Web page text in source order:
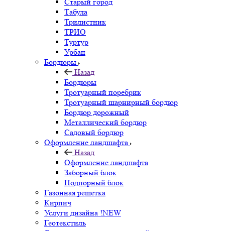
Табула
Трилистник
ТРИО
Туртур
Урбан
Бордюры
Назад
Бордюры
Тротуарный поребрик
Тротуарный шарнирный бордюр
Бордюр дорожный
Металлический бордюр
Садовый бордюр
Оформление ландшафта
Назад
Оформление ландшафта
Заборный блок
Подпорный блок
Газонная решетка
Кирпич
Услуги дизайна !NEW
Геотекстиль